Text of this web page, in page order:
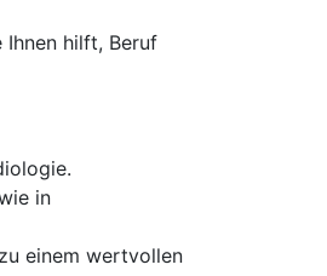
hilft, Beruf
in
einem wertvollen